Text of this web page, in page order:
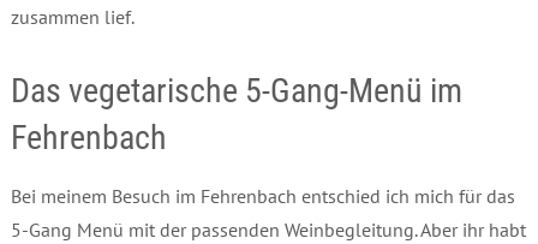
zusammen lief.
Das vegetarische 5-Gang-Menü im
Fehrenbach
Bei meinem Besuch im Fehrenbach entschied ich mich für das
5-Gang Menü mit der passenden Weinbegleitung. Aber ihr habt